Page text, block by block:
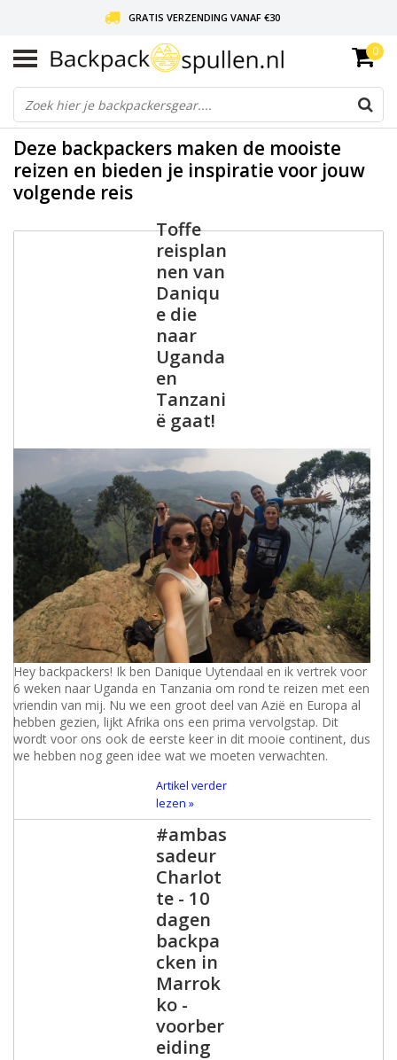
GRATIS VERZENDING VANAF €30
LIEFDE VOOR BACKPACKEN!
30 DAGEN GRATIS RETOUR
0
Deze backpackers maken de mooiste
reizen en bieden je inspiratie voor jouw
volgende reis
Toffe
reisplan
nen van
Daniqu
e die
naar
Uganda
en
Tanzani
ë gaat!
Hey backpackers! Ik ben Danique Uytendaal en ik vertrek voor
6 weken naar Uganda en Tanzania om rond te reizen met een
vriendin van mij. Nu we een groot deel van Azië en Europa al
hebben gezien, lijkt Afrika ons een prima vervolgstap. Dit
wordt voor ons ook de eerste keer in dit mooie continent, dus
we hebben nog geen idee wat we moeten verwachten.
Artikel verder
lezen »
#ambas
sadeur
Charlot
te - 10
dagen
backpa
cken in
Marrok
ko -
voorber
eiding